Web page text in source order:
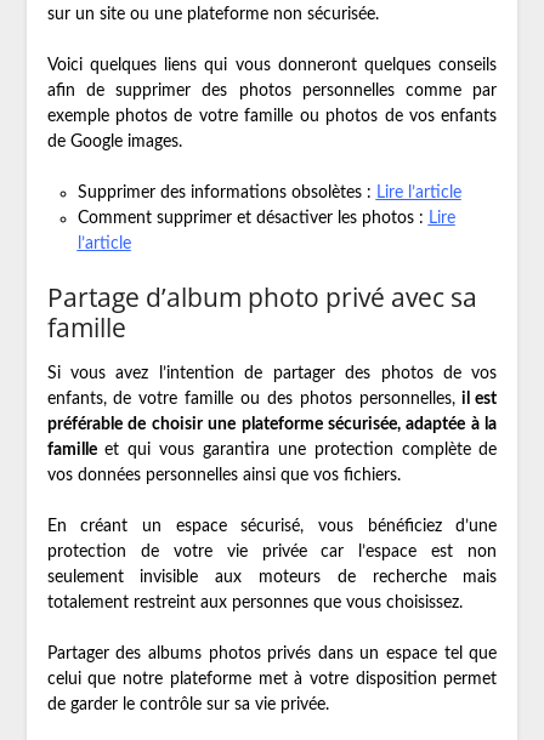
sur un site ou une plateforme non sécurisée.
Voici quelques liens qui vous donneront quelques conseils
afin de supprimer des photos personnelles comme par
exemple photos de votre famille ou photos de vos enfants
de Google images.
Supprimer des informations obsolètes : Lire l’article
Comment supprimer et désactiver les photos : Lire
l’article
Partage d’album photo privé avec sa
famille
Si vous avez l’intention de partager des photos de vos
enfants, de votre famille ou des photos personnelles,il est
préférable de choisir une plateforme sécurisée, adaptée à la
familleet qui vous garantira une protection complète de
vos données personnelles ainsi que vos fichiers.
En créant un espace sécurisé, vous bénéficiez d’une
protection de votre vie privée car l’espace est non
seulement invisible aux moteurs de recherche mais
totalement restreint aux personnes que vous choisissez.
Partager des albums photos privés dans un espace tel que
celui que notre plateforme met à votre disposition permet
de garder le contrôle sur sa vie privée.